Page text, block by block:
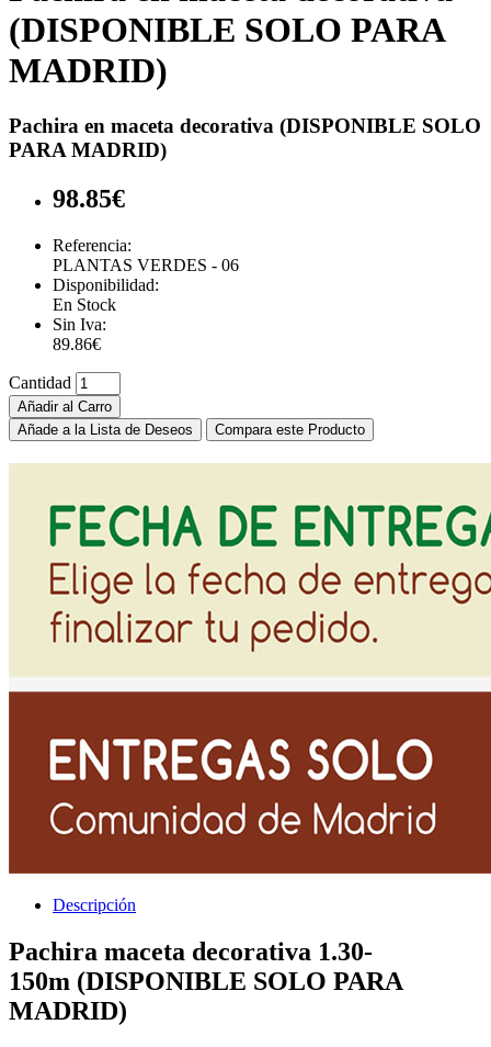
(DISPONIBLE SOLO PARA
MADRID)
Pachira en maceta decorativa (DISPONIBLE SOLO
PARA MADRID)
98.85€
Referencia:
PLANTAS VERDES - 06
Disponibilidad:
En Stock
Sin Iva:
89.86€
Cantidad
Añadir al Carro
Añade a la Lista de Deseos
Compara este Producto
Descripción
Pachira maceta decorativa 1.30-
150m (DISPONIBLE SOLO PARA
MADRID)